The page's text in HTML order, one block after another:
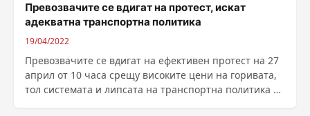
Превозвачите се вдигат на протест, искат
адекватна транспортна политика
19/04/2022
Превозвачите се вдигат на ефективен протест на 27
април от 10 часа срещу високите цени на горивата,
тол системата и липсата на транспортна политика от